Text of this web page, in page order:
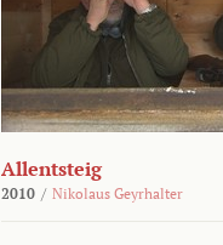
Allentsteig
2010 / Nikolaus Geyrhalter